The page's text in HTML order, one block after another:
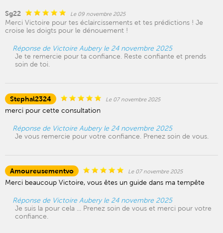
Sg22 Le 09 novembre 2025
Merci Victoire pour tes éclaircissements et tes prédictions ! Je
croise les doigts pour le dénouement !
Réponse de Victoire Aubery le 24 novembre 2025
Je te remercie pour ta confiance. Reste confiante et prends
soin de toi.
Stephal2324 Le 07 novembre 2025
merci pour cette consultation
Réponse de Victoire Aubery le 24 novembre 2025
Je vous remercie pour votre confiance. Prenez soin de vous.
Amoureusementvo Le 07 novembre 2025
Merci beaucoup Victoire, vous êtes un guide dans ma tempête
Réponse de Victoire Aubery le 24 novembre 2025
Je suis la pour cela ... Prenez soin de vous et merci pour votre
confiance.